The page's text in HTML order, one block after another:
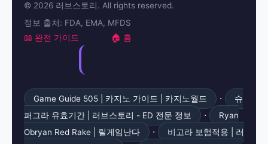
© 2026 러브스토리. All rights reserved.
정보 출처: FDA, EMA, MFDS
📖 완전 가이드 🏠 홈
Game Guide 505 | 카지노 가이드 | 카지노월드 ·
슈
퍼그라 유효기간 | 러브스토리 - ED 전문 정보
·
Ryan
Obryan Red Rake | 릴게임난다
· 비고라 보험적용 | 러